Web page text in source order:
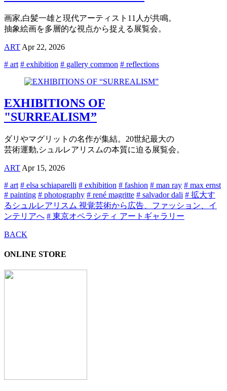
画家,白髪一雄と現代アーティスト11人が共鳴。
抽象絵画を多層的な視点から捉える展覧会。
ART Apr 22, 2026
# art # exhibition # gallery common # reflections
EXHIBITIONS OF
"SURREALISM”
ダリやマグリットの名作が集結。20世紀最大の
芸術運動,シュルレアリスムの本質に迫る展覧会。
ART Apr 15, 2026
# art # elsa schiaparelli # exhibition # fashion # man ray # max ernst
# painting # photography # rené magritte # salvador dali # 拡大す
るシュルレアリスム 視覚芸術から広告、ファッション、イ
ンテリアへ # 東京オペラシティ アートギャラリー
BACK
ONLINE STORE